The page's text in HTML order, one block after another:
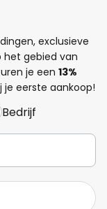
exclusieve
het gebied van
je een 13%
eerste aankoop!
Bedrijf